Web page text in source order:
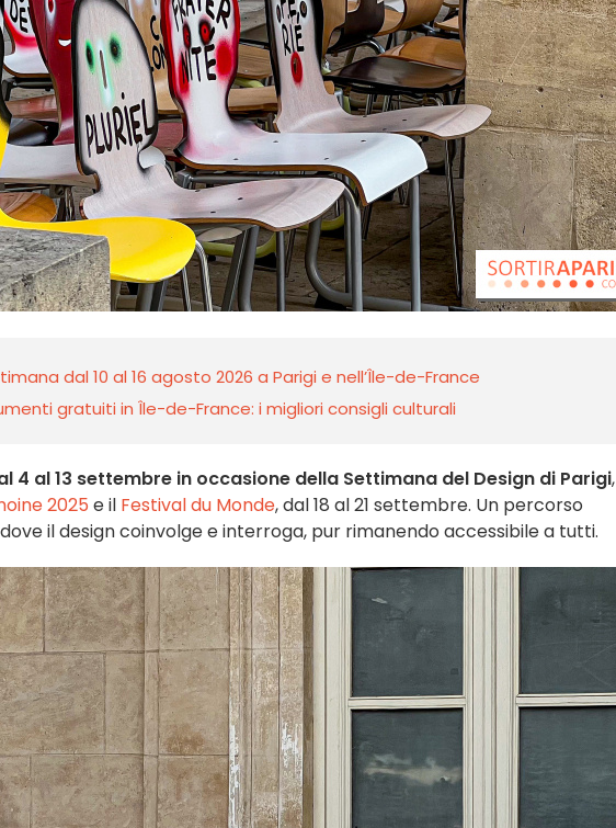
dal 10 al 16 agosto 2026 a Parigi e nell’Île-de-France
gratuiti in Île-de-France: i migliori consigli culturali
4 al 13 settembre in occasione della Settimana del Design di Parigi
2025 e il Festival du Monde, dal 18 al 21 settembre. Un percorso
il design coinvolge e interroga, pur rimanendo accessibile a tutti.